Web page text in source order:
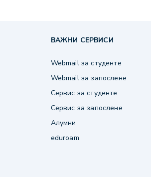
ВАЖНИ СЕРВИСИ
Webmail за студенте
Webmail за запослене
Сервис за студенте
Сервис за запослене
Алумни
eduroam